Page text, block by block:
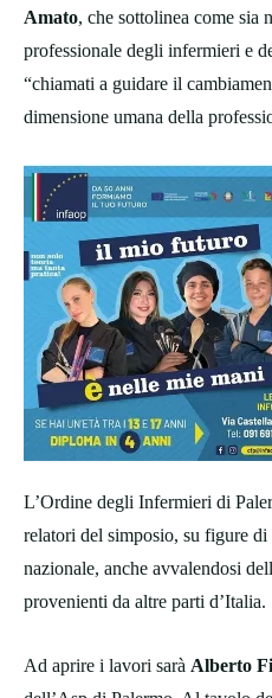
Amato, che sottolinea come sia
professionale degli infermieri e
“chiamati a guidare il
dimensione umana della
L’Ordine degli Infermieri di
relatori del simposio, su figure
nazionale, anche avvalendosi
provenienti da altre parti d’Italia.
Ad aprire i lavori sarà Alberto